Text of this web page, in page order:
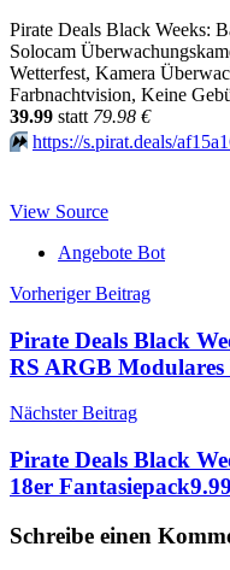
Pirate Deals Black Weeks:
Solocam
Wetterfest, Kamera
Farbnachtvision, Keine
39.99 statt 79.98 €
⏩️ https://s.pirat.deals/
View Source
Angebote Bot
Beitragsnavigation
Vorheriger Beitrag
Pirate Deals Black
RS ARGB
Nächster Beitrag
Pirate Deals Black
18er
Schreibe einen